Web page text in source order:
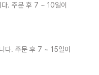
. 주문 후 7 ~ 10일이
다. 주문 후 7 ~ 15일이